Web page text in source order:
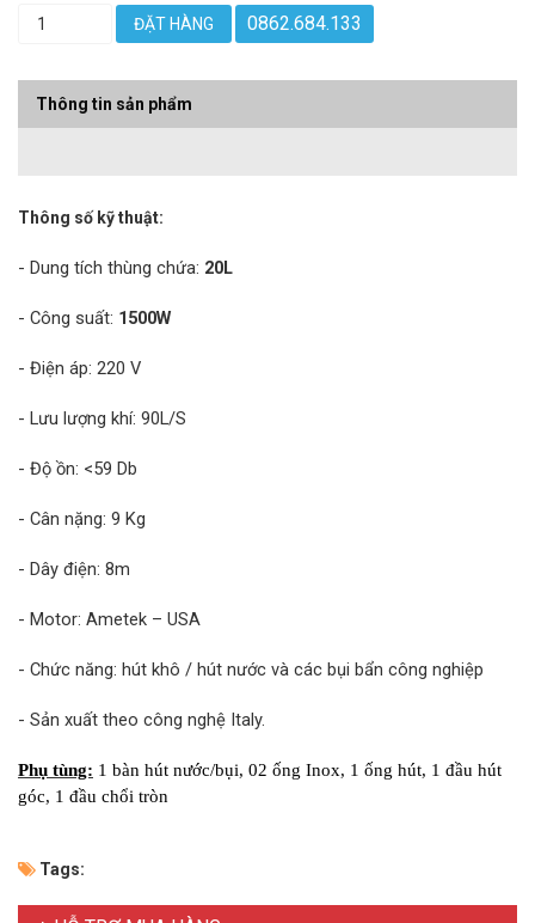
ĐẶT HÀNG 0862.684.133
Thông tin sản phẩm
Thông số kỹ thuật:
- Dung tích thùng chứa: 20L
- Công suất: 1500W
- Điện áp: 220 V
- Lưu lượng khí: 90L/S
- Độ ồn: <59 Db
- Cân nặng: 9 Kg
- Dây điện: 8m
- Motor: Ametek – USA
- Chức năng: hút khô / hút nước và các bụi bẩn công nghiệp
- Sản xuất theo công nghệ Italy.
Phụ tùng: 1 bàn hút nước/bụi, 02 ống Inox, 1 ống hút, 1 đầu hút
góc, 1 đầu chổi tròn
Tags: